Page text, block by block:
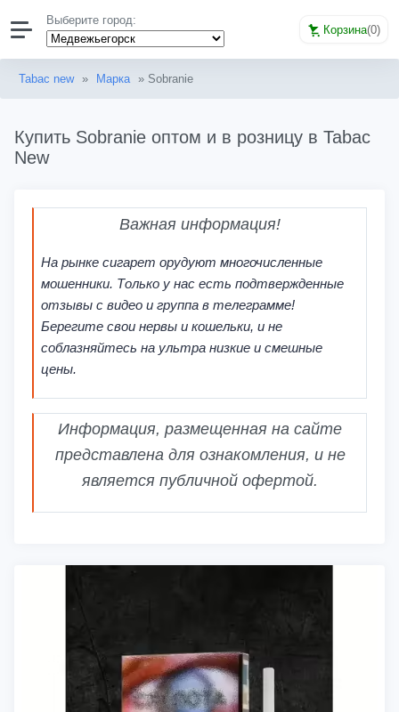
Выберите город:
Корзина(0)
Tabac new » Марка » Sobranie
Купить Sobranie оптом и в розницу в Tabac
New
Важная информация!
На рынке сигарет орудуют многочисленные
мошенники. Только у нас есть подтвержденные
отзывы с видео и группа в телеграмме!
Берегите свои нервы и кошельки, и не
соблазняйтесь на ультра низкие и смешные
цены.
Информация, размещенная на сайте
представлена для ознакомления, и не
является публичной офертой.